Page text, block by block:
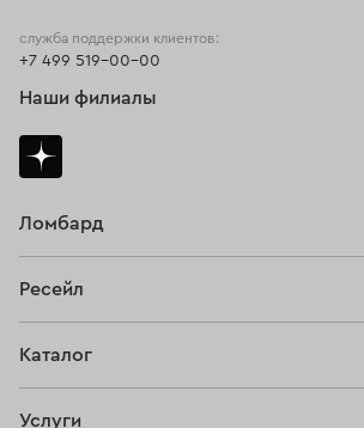
Ломбард
Тарифы
Ресейл
Каталог
Услуги
служба поддержки клиентов:
+7 499 519-00-00
Наши филиалы